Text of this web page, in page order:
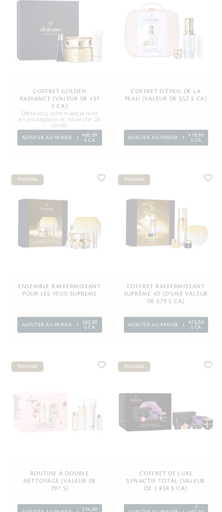
COFFRET GOLDEN
RADIANCE (VALEUR DE 431
$ CA)
Offrez-vous notre masque riche
en antioxydants et infusé d'or 24
carats
AJOUTER AU PANIER
400,00
$ CA
COFFRET D'ÉVEIL DE LA
PEAU (VALEUR DE 552 $ CA)
AJOUTER AU PANIER
418,00
$ CA
Nouveau
ENSEMBLE RAFFERMISSANT
POUR LES YEUX SUPREME
AJOUTER AU PANIER
383,00
$ CA
Nouveau
COFFRET RAFFERMISSANT
SUPRÊME 4D (D'UNE VALEUR
DE 579 $ CA)
AJOUTER AU PANIER
473,00
$ CA
Nouveau
ROUTINE À DOUBLE
NETTOYAGE (VALEUR DE
297 $)
214,00
Nouveau
COFFRET DE LUXE
SYNACTIF TOTAL (VALEUR
DE 1 838 $ CA)
1